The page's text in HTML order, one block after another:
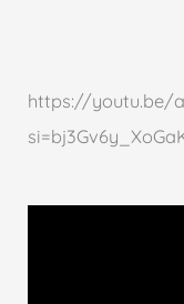
https://youtu.be/